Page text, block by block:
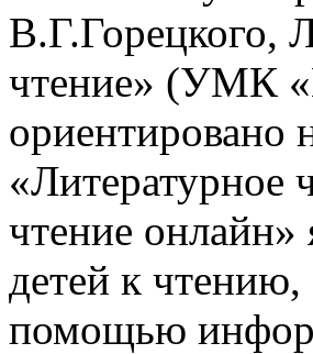
В.Г.Горецкого,
чтение» (УМК
ориентировано
«Литературное
чтение онлайн»
детей к чтению,
помощью